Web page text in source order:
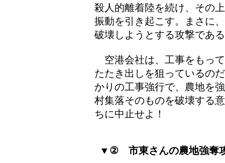
殺人的離着陸を続け、その
振動を引き起こす。まさに
破壊しようとする攻撃であ
空港会社は、工事をもっ
たたき出しを狙っているの
かりの工事強行で、農地を
村集落そのものを破壊する
ちに中止せよ！
▼② 市東さんの農地強奪